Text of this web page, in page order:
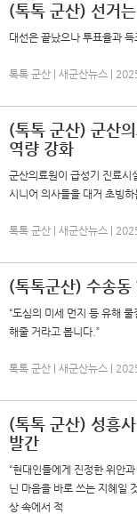
(톡톡 군산) 선거
대선은 끝났으나 투표율과
톡톡 군산 | 새군산뉴스 |
(톡톡 군산) 군산의
역량 강화
군산의료원이 급성기 진료시
시니어 의사들을 대거 초빙
톡톡 군산 | 새군산뉴스 |
(톡톡군산) 수송동
“도심의 미세 먼지 등 유해 물
해줄 거라고 봅니다.”
톡톡 군산 | 새군산뉴스 |
(톡톡 군산) 성흥
발간
“현대인들에게 진정한 위안
닌 마음을 바로 쓰는 지혜일
상 속에서 적